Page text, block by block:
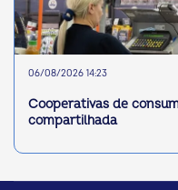
06/08/2026 14:23
Cooperativas de
compartilhada